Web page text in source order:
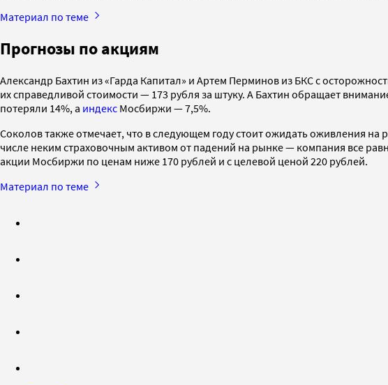
Материал по теме
Прогнозы по акциям
Александр Бахтин из «Гарда Капитал» и Артем Перминов из БКС с
их справедливой стоимости — 173 рубля за штуку. А Бахтин обращает
потеряли 14%, а индекс Мосбиржи — 7,5%.
Соколов также отмечает, что в следующем году стоит ожидать оживления
числе неким страховочным активом от падений на рынке — компания все
акции Мосбиржи по ценам ниже 170 рублей и с целевой ценой 220 рублей.
Материал по теме